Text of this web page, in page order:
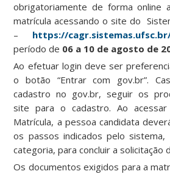
obrigatoriamente de forma online
matrícula acessando o site do
– https://
período de 06 a 10 de agosto de
Ao efetuar login deve ser
o botão “Entrar com gov.br”.
cadastro no gov.br, seguir os
site para o cadastro. Ao
Matrícula, a pessoa candidata
os passos indicados pelo sistema,
categoria, para concluir a solicitação
Os documentos exigidos para a